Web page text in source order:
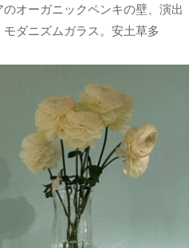
オーガニックペンキの壁、演出
ダニズムガラス。安土草多